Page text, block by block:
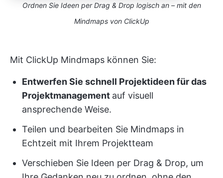
Ordnen Sie Ideen per Drag & Drop logisch an – mit den
Mindmaps von ClickUp
Mit ClickUp Mindmaps können Sie:
Entwerfen Sie schnell Projektideen für das
Projektmanagement auf visuell
ansprechende Weise.
Teilen und bearbeiten Sie Mindmaps in
Echtzeit mit Ihrem Projektteam
Verschieben Sie Ideen per Drag & Drop, um